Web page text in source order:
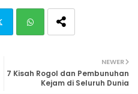
ats
NEWER
7 Kisah Rogol dan Pembunuhan
Kejam di Seluruh Dunia